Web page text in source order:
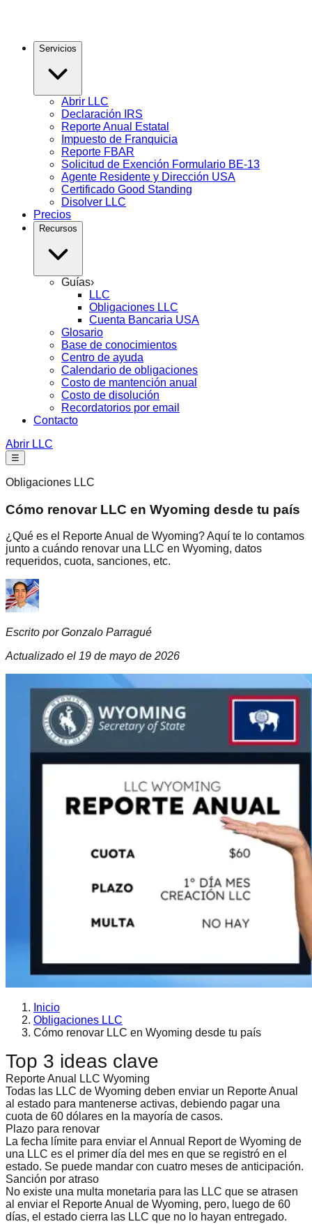
Servicios
Abrir LLC
Declaración IRS
Reporte Anual Estatal
Impuesto de Franquicia
Reporte FBAR
Solicitud de Exención Formulario BE-13
Agente Residente y Dirección USA
Certificado Good Standing
Disolver LLC
Precios
Recursos
Guías›
LLC
Obligaciones LLC
Cuenta Bancaria USA
Glosario
Base de conocimientos
Centro de ayuda
Calendario de obligaciones
Costo de mantención anual
Costo de disolución
Recordatorios por email
Contacto
Abrir LLC
☰
Obligaciones LLC
Cómo renovar LLC en Wyoming desde tu país
¿Qué es el Reporte Anual de Wyoming? Aquí te lo contamos
junto a cuándo renovar una LLC en Wyoming, datos
requeridos, cuota, sanciones, etc.
Escrito por Gonzalo Parragué
Actualizado el 19 de mayo de 2026
Inicio
Obligaciones LLC
Cómo renovar LLC en Wyoming desde tu país
Top 3 ideas clave
Reporte Anual LLC Wyoming
Todas las LLC de Wyoming deben enviar un Reporte Anual
al estado para mantenerse activas, debiendo pagar una
cuota de 60 dólares en la mayoría de casos.
Plazo para renovar
La fecha límite para enviar el Annual Report de Wyoming de
una LLC es el primer día del mes en que se registró en el
estado. Se puede mandar con cuatro meses de anticipación.
Sanción por atraso
No existe una multa monetaria para las LLC que se atrasen
al enviar el Reporte Anual de Wyoming, pero, luego de 60
días, el estado cierra las LLC que no lo hayan entregado.